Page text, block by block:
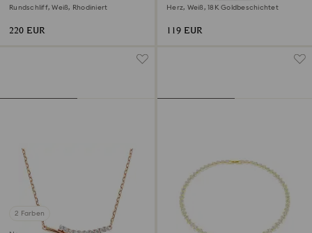
Rundschliff, Weiß, Rhodiniert
220 EUR
Herz, Weiß, 18K Goldbeschichtet
119 EUR
2 Farben